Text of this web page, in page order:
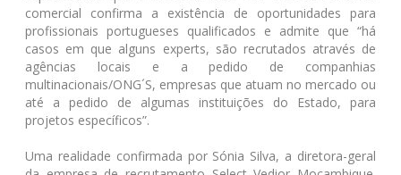
comercial confirma a existência de oportunidades para
profissionais portugueses qualificados e admite que “há
casos em que alguns experts, são recrutados através de
agências locais e a pedido de companhias
multinacionais/ONG´S, empresas que atuam no mercado ou
até a pedido de algumas instituições do Estado, para
projetos específicos”.
Uma realidade confirmada por Sónia Silva, a diretora-geral